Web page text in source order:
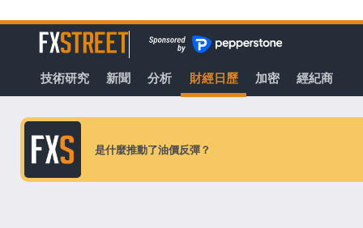
至
容
FXStreet
技術研究 新聞 分析 財經日歷 加密 經紀商
是什麼推動了油價反彈？